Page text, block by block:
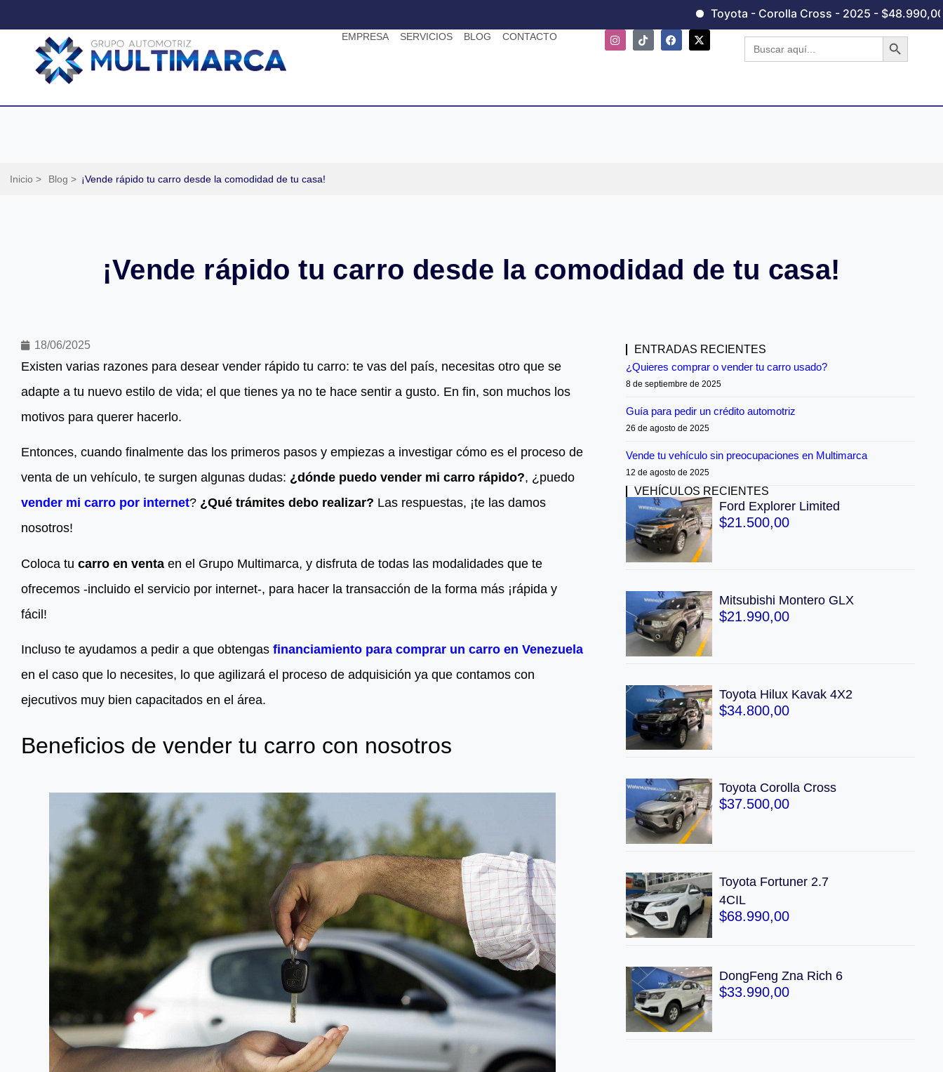
Toyota - Corolla Cross - 2025 - $48.990,00 Chery -
EMPRESA SERVICIOS BLOG CONTACTO Buscar: Botón de
Inicio > Blog > ¡Vende rápido tu carro desde la comodidad de tu casa!
¡Vende rápido tu carro desde la comodidad de tu casa!
18/06/2025
Existen varias razones para desear vender rápido tu carro: te vas del país, necesitas otro que se
adapte a tu nuevo estilo de vida; el que tienes ya no te hace sentir a gusto. En fin, son muchos los
motivos para querer hacerlo.
Entonces, cuando finalmente das los primeros pasos y empiezas a investigar cómo es el proceso de
venta de un vehículo, te surgen algunas dudas: ¿dónde puedo vender mi carro rápido?, ¿puedo
vender mi carro por internet? ¿Qué trámites debo realizar? Las respuestas, ¡te las damos
nosotros!
Coloca tu carro en venta en el Grupo Multimarca, y disfruta de todas las modalidades que te
ofrecemos -incluido el servicio por internet-, para hacer la transacción de la forma más ¡rápida y
fácil!
Incluso te ayudamos a pedir a que obtengas financiamiento para comprar un carro en Venezuela
en el caso que lo necesites, lo que agilizará el proceso de adquisición ya que contamos con
ejecutivos muy bien capacitados en el área.
Beneficios de vender tu carro con nosotros
ENTRADAS RECIENTES
¿Quieres comprar o vender tu carro usado?
8 de septiembre de 2025
Guía para pedir un crédito automotriz
26 de agosto de 2025
Vende tu vehículo sin preocupaciones en Multimarca
12 de agosto de 2025
VEHÍCULOS RECIENTES
Ford Explorer Limited
$21.500,00
Mitsubishi Montero GLX
$21.990,00
Toyota Hilux Kavak 4X2
$34.800,00
Toyota Corolla Cross
$37.500,00
Toyota Fortuner 2.7
4CIL
$68.990,00
DongFeng Zna Rich 6
$33.990,00